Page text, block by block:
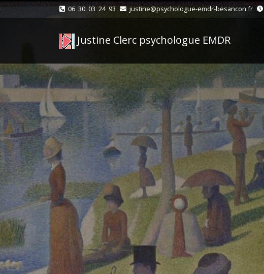
06 30 03 24 93 justine@psychologue-emdr-besancon.fr
Justine Clerc psychologue EMDR